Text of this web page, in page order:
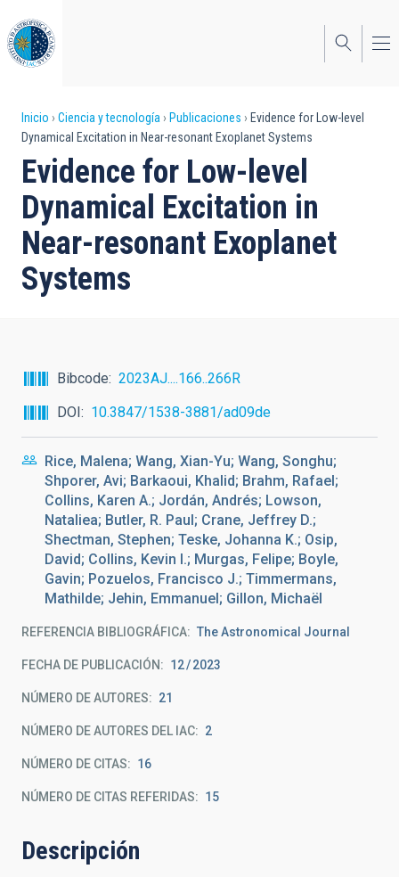
al
contenido
principal
Sobrescribir
enlaces
de
ayuda
a
la
Inicio Ciencia y tecnología Publicaciones
Evidence for Low-level
Dynamical Excitation in Near-resonant Exoplanet Systems
Evidence for Low-level
Dynamical Excitation in
Near-resonant Exoplanet
Systems
Bibcode
2023AJ....166..266R
DOI
10.3847/1538-3881/ad09de
Rice, Malena; Wang, Xian-Yu; Wang, Songhu;
Shporer, Avi; Barkaoui, Khalid; Brahm, Rafael;
Collins, Karen A.; Jordán, Andrés; Lowson,
Nataliea; Butler, R. Paul; Crane, Jeffrey D.;
Shectman, Stephen; Teske, Johanna K.; Osip,
David; Collins, Kevin I.; Murgas, Felipe; Boyle,
Gavin; Pozuelos, Francisco J.; Timmermans,
Mathilde; Jehin, Emmanuel; Gillon, Michaël
REFERENCIA BIBLIOGRÁFICA The Astronomical Journal
FECHA DE PUBLICACIÓN: 12 2023
NÚMERO DE AUTORES 21
NÚMERO DE AUTORES DEL IAC 2
NÚMERO DE CITAS 16
NÚMERO DE CITAS REFERIDAS 15
Descripción